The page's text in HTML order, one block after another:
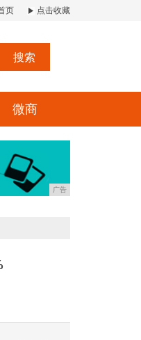
页 点击收藏
搜索
微商
广告